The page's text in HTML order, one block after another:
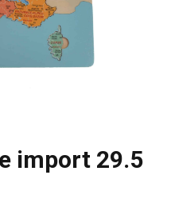
import 29.5